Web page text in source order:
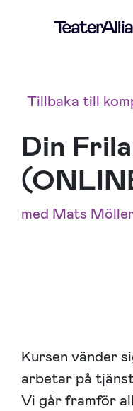
Tillbaka till
Din
med Mats
Kursen vänder
arbetar på
Vi går framför